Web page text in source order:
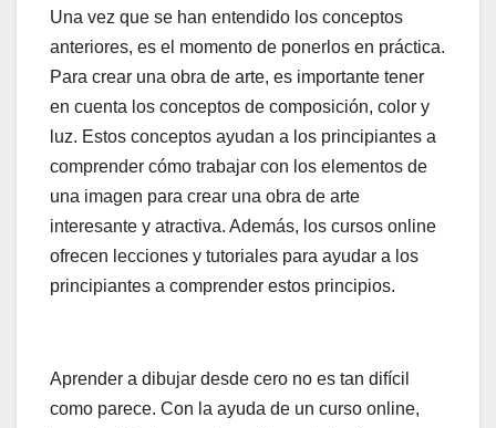
Una vez que se han entendido los conceptos
anteriores, es el momento de ponerlos en práctica.
Para crear una obra de arte, es importante tener
en cuenta los conceptos de composición, color y
luz. Estos conceptos ayudan a los principiantes a
comprender cómo trabajar con los elementos de
una imagen para crear una obra de arte
interesante y atractiva. Además, los cursos online
ofrecen lecciones y tutoriales para ayudar a los
principiantes a comprender estos principios.
Aprender a dibujar desde cero no es tan difícil
como parece. Con la ayuda de un curso online,